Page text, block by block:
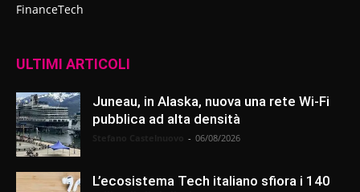
FinanceTech
ULTIMI ARTICOLI
Juneau, in Alaska, nuova una rete Wi-Fi
pubblica ad alta densità
- 06/08/2026
L’ecosistema Tech italiano sfiora i 140